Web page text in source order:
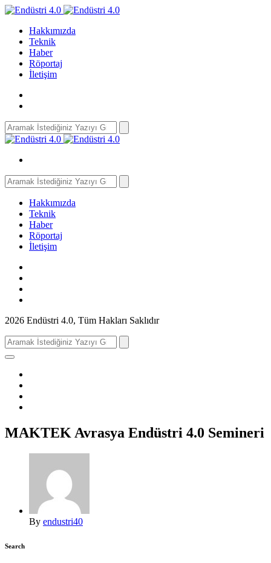
Hakkımızda
Teknik
Haber
Röportaj
İletişim
Search
for:
Search
for:
Hakkımızda
Teknik
Haber
Röportaj
İletişim
2026 Endüstri 4.0, Tüm Hakları Saklıdır
Search
for:
MAKTEK Avrasya Endüstri 4.0 Semineri
By endustri40
Search